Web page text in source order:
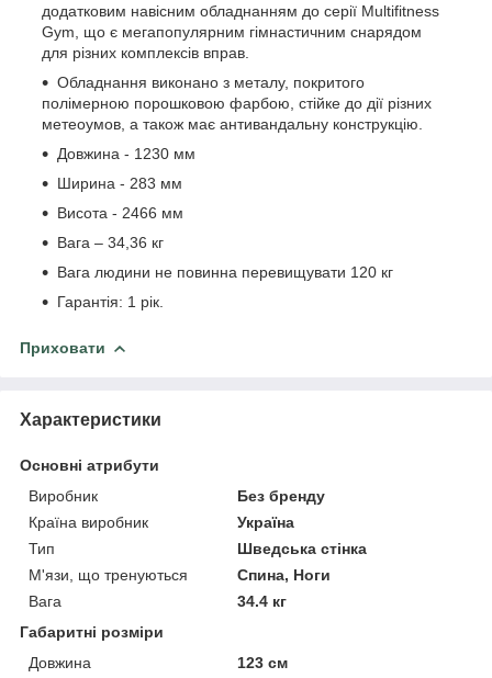
додатковим навісним обладнанням до серії Multifitness
Gym, що є мегапопулярним гімнастичним снарядом
для різних комплексів вправ.
Обладнання виконано з металу, покритого
полімерною порошковою фарбою, стійке до дії різних
метеоумов, а також має антивандальну конструкцію.
Довжина - 1230 мм
Ширина - 283 мм
Висота - 2466 мм
Вага – 34,36 кг
Вага людини не повинна перевищувати 120 кг
Гарантія: 1 рік.
Приховати
Характеристики
Основні атрибути
Виробник
Без бренду
Країна виробник
Україна
Тип
Шведська стінка
М'язи, що тренуються
Спина, Ноги
Вага
34.4 кг
Габаритні розміри
Довжина
123 см